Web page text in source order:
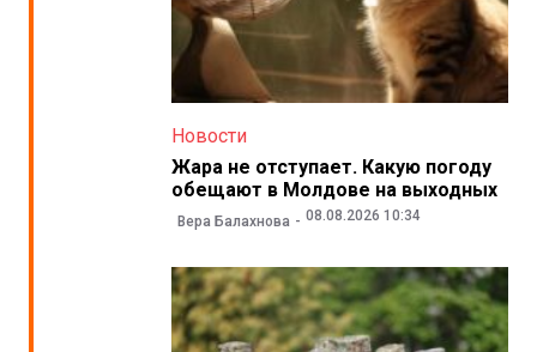
Новости
Жара не отступает. Какую погоду
обещают в Молдове на выходных
Вера Балахнова 08.08.2026 10:34